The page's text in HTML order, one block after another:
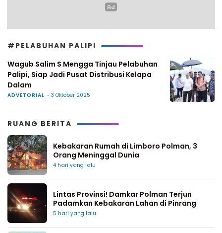
#PELABUHAN PALIPI
Wagub Salim S Mengga Tinjau Pelabuhan
Palipi, Siap Jadi Pusat Distribusi Kelapa
Dalam
ADVETORIAL 3 Oktober 2025
RUANG BERITA
Kebakaran Rumah di Limboro Polman, 3
Orang Meninggal Dunia
4 hari yang lalu
Lintas Provinsi! Damkar Polman Terjun
Padamkan Kebakaran Lahan di Pinrang
5 hari yang lalu